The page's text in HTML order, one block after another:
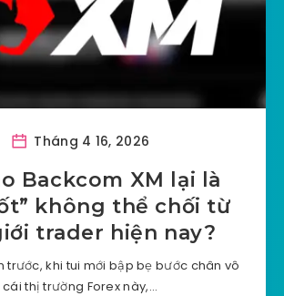
Tháng 4 16, 2026
Backcom XM lại là
không thể chối từ
trader hiện nay?
trước, khi tui mới bập bẹ bước chân vô
cái thị trường Forex này,…